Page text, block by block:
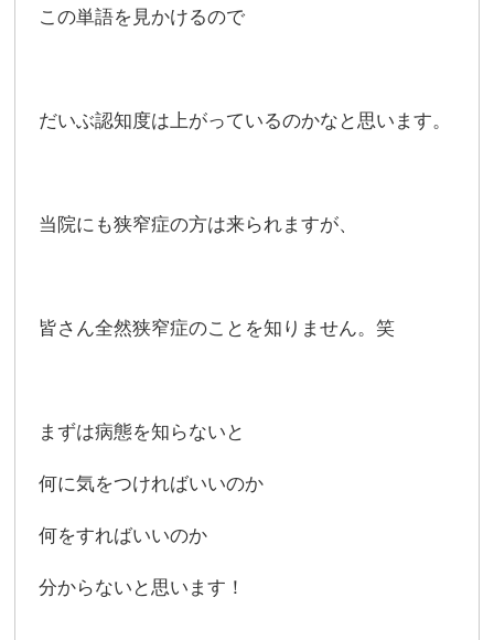
この単語を見かけるので
だいぶ認知度は上がっているのかなと思います。
当院にも狭窄症の方は来られますが、
皆さん全然狭窄症のことを知りません。笑
まずは病態を知らないと
何に気をつければいいのか
何をすればいいのか
分からないと思います！